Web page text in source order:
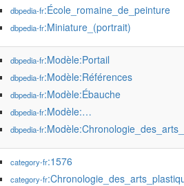
dbpedia-fr:École_romaine_de_peinture
dbpedia-fr:Miniature_(portrait)
dbpedia-fr:Modèle:Portail
dbpedia-fr:Modèle:Références
dbpedia-fr:Modèle:Ébauche
dbpedia-fr:Modèle:…
dbpedia-fr
category-fr:1576
category-fr